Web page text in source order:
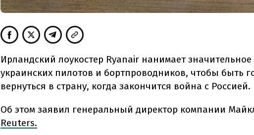
Ирландский лоукостер Ryanair нанимает значительное
украинских пилотов и бортпроводников, чтобы быть
вернуться в страну, когда закончится война с Россией.
Об этом заявил генеральный директор компании
Reuters.